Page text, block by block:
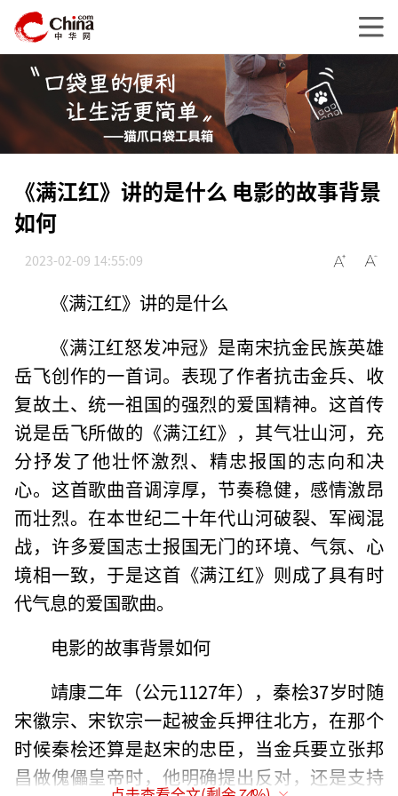
《满江红》讲的是什么 电影的故事背景
如何
2023-02-09 14:55:09
《满江红》讲的是什么
《满江红怒发冲冠》是南宋抗金民族英雄
岳飞创作的一首词。表现了作者抗击金兵、收
复故土、统一祖国的强烈的爱国精神。这首传
说是岳飞所做的《满江红》，其气壮山河，充
分抒发了他壮怀激烈、精忠报国的志向和决
心。这首歌曲音调淳厚，节奏稳健，感情激昂
而壮烈。在本世纪二十年代山河破裂、军阀混
战，许多爱国志士报国无门的环境、气氛、心
境相一致，于是这首《满江红》则成了具有时
代气息的爱国歌曲。
电影的故事背景如何
靖康二年（公元1127年），秦桧37岁时随
宋徽宗、宋钦宗一起被金兵押往北方，在那个
时候秦桧还算是赵宋的忠臣，当金兵要立张邦
昌做傀儡皇帝时，他明确提出反对，还是支持